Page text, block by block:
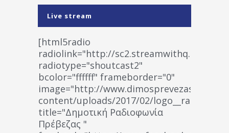
Live stream
[html5radio
radiolink="http://
radiotype="shoutcast2"
bcolor="ffffff" frameborder="0"
image="http://www.dimosprevezas.gr/wp-
content/uploads/2017/02/
title="Δημοτική Ραδιοφωνία
Πρέβεζας "